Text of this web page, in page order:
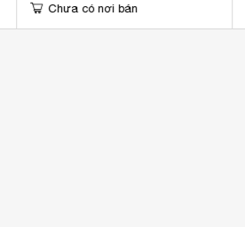
Chưa có nơi bán